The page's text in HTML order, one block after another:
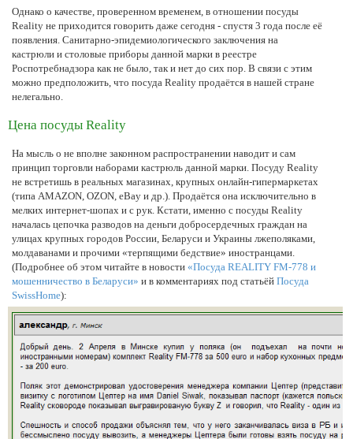
Однако о качестве, проверенном временем, в отношении посуды
Reality не приходится говорить даже сегодня - спустя 3 года после её
появления. Санитарно-эпидемиологического заключения на
кастрюли и столовые приборы данной марки в реестре
Роспотребнадзора как не было, так и нет до сих пор. В связи с этим
можно предположить, что посуда Reality продаётся в нашей стране
нелегально.
Цена посуды Reality
На мысль о не вполне законном распространении наводит и сам
принцип торговли наборами кастрюль данной марки. Посуду Reality
не встретишь в реальных магазинах, крупных онлайн-гипермаркетах
(типа AMAZON, OZON, eBay и др.). Продаётся она исключительно в
мелких интернет-шопах и с рук. Кстати, именно с посуды Reality
началась цепочка разводов на деньги добросердечных граждан на
улицах крупных городов России, Беларуси и Украины лжеполяками,
молдаванами и прочими «терпящими бедствие» иностранцами.
(Подробнее об этом читайте в новости «Посуда REALITY FM-778 и
мошенничество в Беларуси» и в комментариях под статьёй Посуда
SwissHome):